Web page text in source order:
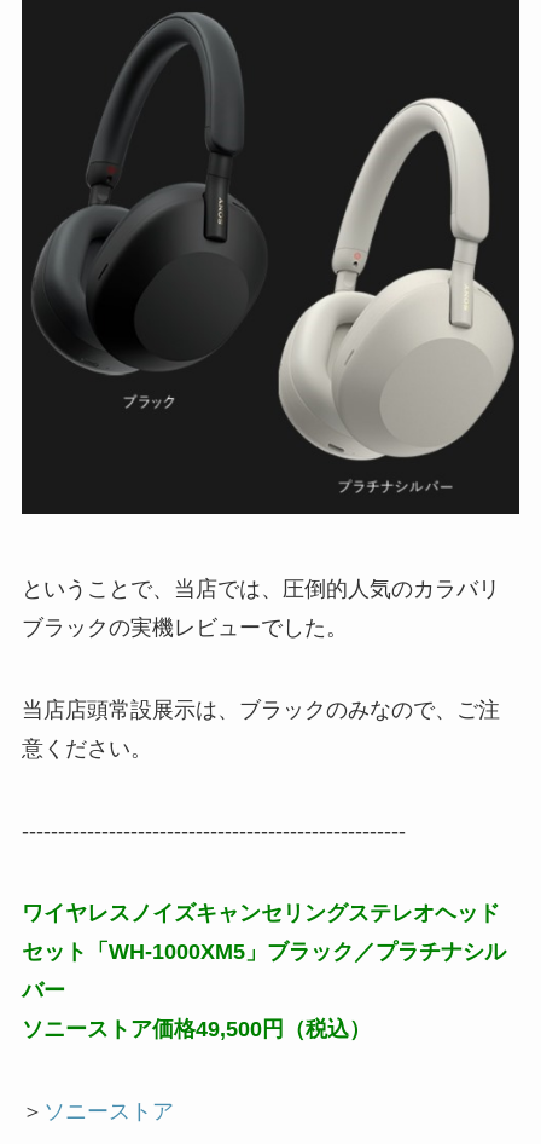
ということで、当店では、圧倒的人気のカラバリ
ブラックの実機レビューでした。
当店店頭常設展示は、ブラックのみなので、ご注
意ください。
-----------------------------------------------------
ワイヤレスノイズキャンセリングステレオヘッド
セット「WH-1000XM5」ブラック／プラチナシル
バー
ソニーストア価格49,500円（税込）
＞ ソニーストア